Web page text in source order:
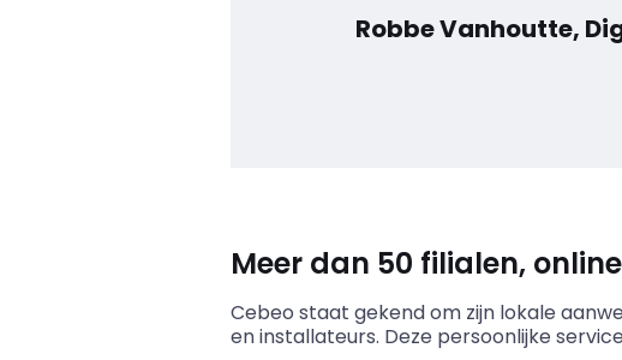
Robbe Vanhoutte,
Meer dan 50 filialen,
Cebeo staat gekend om zijn lokale
en installateurs. Deze persoonlijke